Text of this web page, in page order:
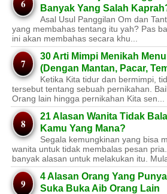
Banyak Yang Salah
Asal Usul Panggilan Om dan
yang membahas tentang itu yah? Pas
ini akan membahas secara khu...
30 Arti Mimpi Menikah
(Dengan Mantan, Pacar,
Ketika Kita tidur dan bermimpi,
tersebut tentang sebuah pernikahan.
Orang lain hingga pernikahan Kita sen...
21 Alasan Wanita Tidak
Kamu Yang Mana?
Segala kemungkinan yang bisa
wanita untuk tidak membalas pesan
banyak alasan untuk melakukan itu.
4 Alasan Orang Yang
Suka Buka Aib Orang Lain